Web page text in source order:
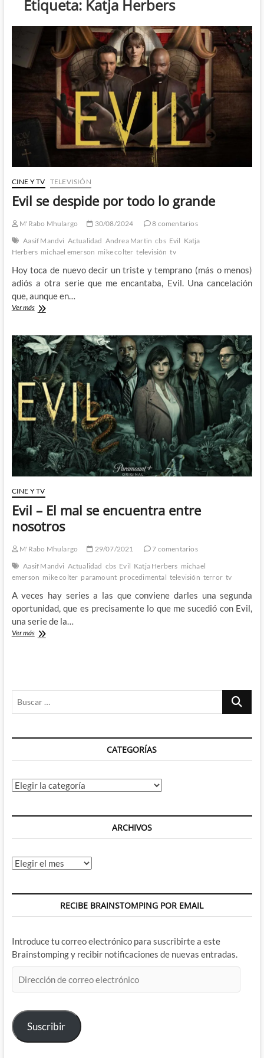
Etiqueta: Katja Herbers
CINE Y TV TELEVISIÓN
Evil se despide por todo lo grande
M'Rabo Mhulargo 30/08/2024
8 comentarios
Aasif Mandvi Actualidad Andrea Martin cbs Evil Katja
Herbers michael emerson mike colter televisión tv
Hoy toca de nuevo decir un triste y temprano (más o menos)
adiós a otra serie que me encantaba, Evil. Una cancelación
que, aunque en…
Ver másEvil
por
todo
lo
grande
CINE Y TV
Evil – El mal se encuentra entre
nosotros
M'Rabo Mhulargo 29/07/2021
7 comentarios
Aasif Mandvi Actualidad cbs Evil Katja Herbers michael
emerson mike colter paramount procedimental televisión terror tv
A veces hay series a las que conviene darles una segunda
oportunidad, que es precisamente lo que me sucedió con Evil,
una serie de la…
Ver másEvil
nosotros
Buscar
CATEGORÍAS
Categorías
ARCHIVOS
Archivos
RECIBE BRAINSTOMPING POR EMAIL
Introduce tu correo electrónico para suscribirte a este
Brainstomping y recibir notificaciones de nuevas entradas.
de
electrónico
Suscribir